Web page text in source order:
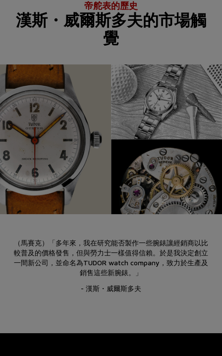
帝舵表的歷史
漢斯・威爾斯多夫的市場觸
覺
（馬賽克）「多年來，我在研究能否製作一些腕錶讓經銷商以比
較普及的價格發售，但與勞力士一樣值得信賴。於是我決定創立
一間新公司，並命名為TUDOR watch company，致力於生產及
銷售這些新腕錶。」
- 漢斯・威爾斯多夫